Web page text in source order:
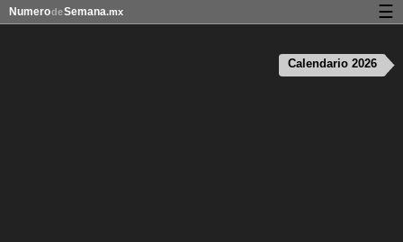
Calendario 2026
NumerodeSemana.mx ☰